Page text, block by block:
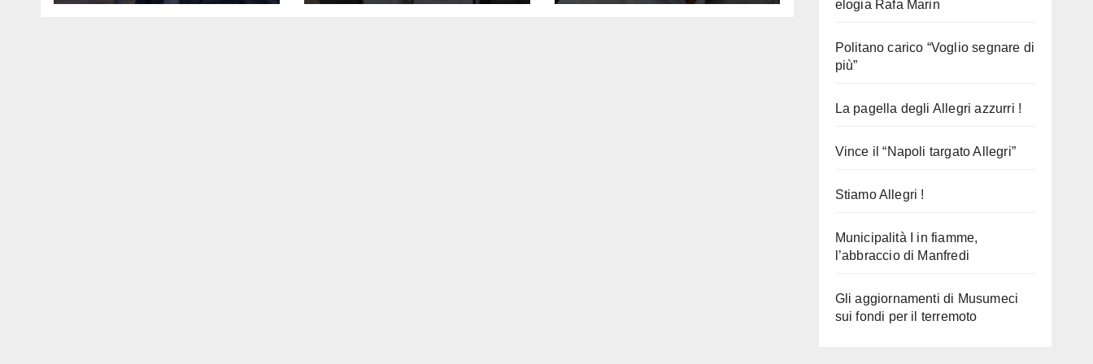
elogia Rafa Marin
Politano carico “Voglio segnare di
più”
La pagella degli Allegri azzurri !
Vince il “Napoli targato Allegri”
Stiamo Allegri !
Municipalità I in fiamme,
l’abbraccio di Manfredi
Gli aggiornamenti di Musumeci
sui fondi per il terremoto